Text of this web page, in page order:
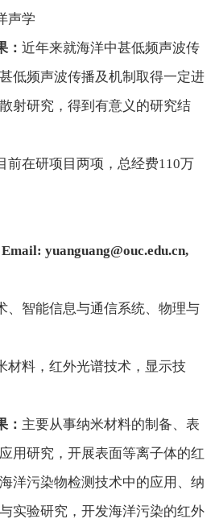
声学
： 近年来就海洋中甚低频声波传
低频声波传播及机制取得一定进
射研究，得到有意义的研究结
前在研项目两项，总经费110万
Email: yuanguang@ouc.edu.cn,
、智能信息与通信系统、物理与
材料，红外光谱技术，显示技
： 主要从事纳米材料的制备、表
用研究，开展表面等离子体的红
洋污染物检测技术中的应用、纳
实验研究，开发海洋污染的红外